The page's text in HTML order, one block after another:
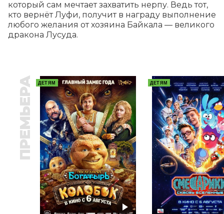
который сам мечтает захватить нерпу. Ведь тот,
кто вернёт Луфи, получит в награду выполнение
любого желания от хозяина Байкала — великого
дракона Лусуда.
ПРЕМЬЕРА ДЕТЯМ ДЕТЯМ